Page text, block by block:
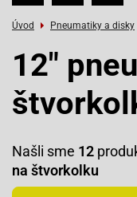
Úvod Pneumatiky a disky
12"
Našli sme 12
na štvorkolku